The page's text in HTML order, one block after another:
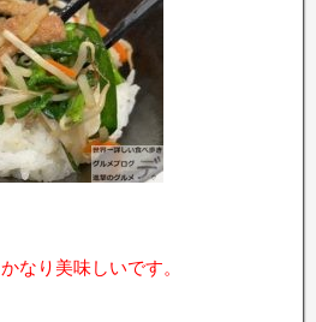
かなり美味しいです。